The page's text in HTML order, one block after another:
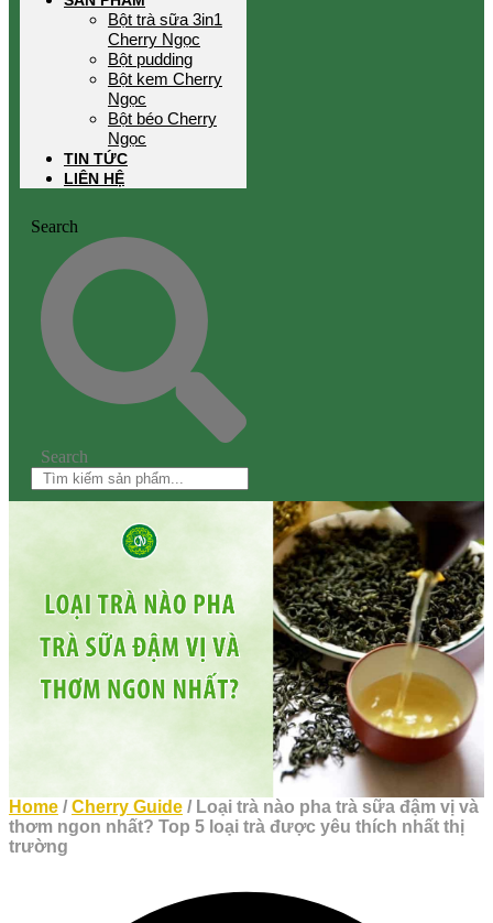
Bột trà sữa 3in1
Cherry Ngọc
Bột pudding
Bột kem Cherry
Ngọc
Bột béo Cherry
Ngọc
TIN TỨC
LIÊN HỆ
Search
Search
Home / Cherry Guide / Loại trà nào pha trà sữa đậm vị và
thơm ngon nhất? Top 5 loại trà được yêu thích nhất thị
trường